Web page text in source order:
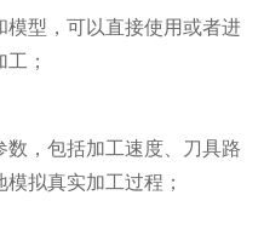
型，可以直接使用或者进
；
，包括加工速度、刀具路
拟真实加工过程；